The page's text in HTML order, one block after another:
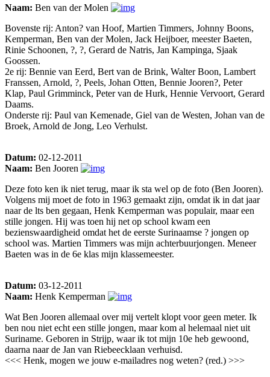
Naam: Ben van der Molen
Bovenste rij: Anton? van Hoof, Martien Timmers, Johnny Boons,
Kemperman, Ben van der Molen, Jack Heijboer, meester Baeten,
Rinie Schoonen, ?, ?, Gerard de Natris, Jan Kampinga, Sjaak
Goossen.
2e rij: Bennie van Eerd, Bert van de Brink, Walter Boon, Lambert
Franssen, Arnold, ?, Peels, Johan Otten, Bennie Jooren?, Peter
Klap, Paul Grimminck, Peter van de Hurk, Hennie Vervoort, Gerard
Daams.
Onderste rij: Paul van Kemenade, Giel van de Westen, Johan van de
Broek, Arnold de Jong, Leo Verhulst.
Datum: 02-12-2011
Naam: Ben Jooren
Deze foto ken ik niet terug, maar ik sta wel op de foto (Ben Jooren).
Volgens mij moet de foto in 1963 gemaakt zijn, omdat ik in dat jaar
naar de lts ben gegaan, Henk Kemperman was populair, maar een
stille jongen. Hij was toen hij net op school kwam een
bezienswaardigheid omdat het de eerste Surinaamse ? jongen op
school was. Martien Timmers was mijn achterbuurjongen. Meneer
Baeten was in de 6e klas mijn klassemeester.
Datum: 03-12-2011
Naam: Henk Kemperman
Wat Ben Jooren allemaal over mij vertelt klopt voor geen meter. Ik
ben nou niet echt een stille jongen, maar kom al helemaal niet uit
Suriname. Geboren in Strijp, waar ik tot mijn 10e heb gewoond,
daarna naar de Jan van Riebeecklaan verhuisd.
<<< Henk, mogen we jouw e-mailadres nog weten? (red.) >>>